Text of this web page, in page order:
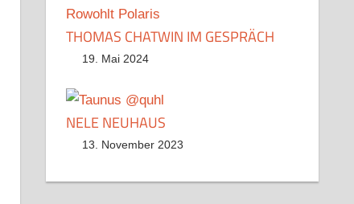
THOMAS CHATWIN IM GESPRÄCH
19. Mai 2024
NELE NEUHAUS
13. November 2023